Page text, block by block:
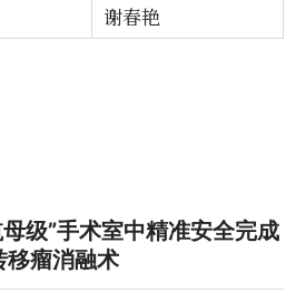
谢春艳
级”手术室中精准安全完成
移瘤消融术